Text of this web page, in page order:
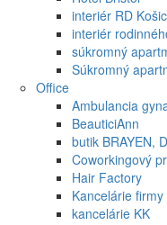
interiér RD
interiér
súkromný
Súkromný
Office
Ambulancia
BeauticiAnn
butik BRAYEN,
Coworkingový
Hair Factory
Kancelárie
kancelárie KK